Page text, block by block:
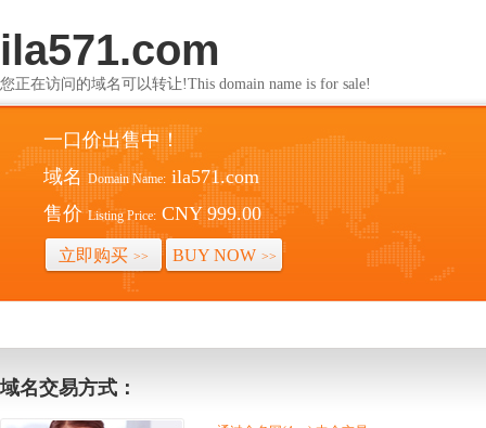
ila571.com
您正在访问的域名可以转让!This domain name is for sale!
一口价出售中！
域名 Domain Name: ila571.com
售价 Listing Price: CNY 999.00
立即购买 >> BUY NOW >>
域名交易方式：